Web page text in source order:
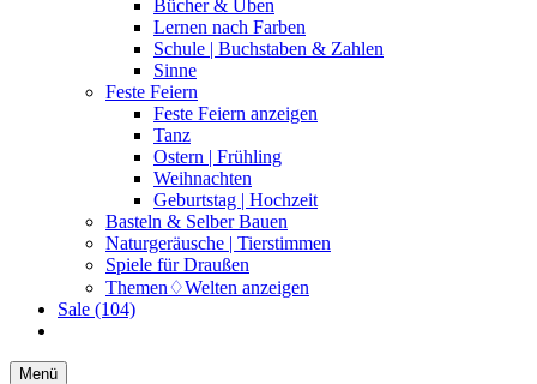
Bücher & Üben
Lernen nach Farben
Schule | Buchstaben & Zahlen
Sinne
Feste Feiern
Feste Feiern anzeigen
Tanz
Ostern | Frühling
Weihnachten
Geburtstag | Hochzeit
Basteln & Selber Bauen
Naturgeräusche | Tierstimmen
Spiele für Draußen
Themen♢Welten anzeigen
Sale (104)
Menü